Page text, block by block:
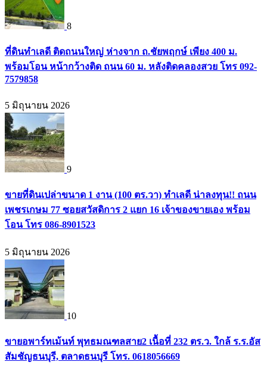
8
ที่ดินทำเลดี ติดถนนใหญ่ ห่างจาก ถ.ชัยพฤกษ์ เพียง 400 ม.
พร้อมโอน หน้ากว้างติด ถนน 60 ม. หลังติดคลองสวย โทร 092-
7579858
5 มิถุนายน 2026
9
ขายที่ดินเปล่าขนาด 1 งาน (100 ตร.วา) ทำเลดี น่าลงทุน!! ถนน
เพชรเกษม 77 ซอยสวัสดิการ 2 แยก 16 เจ้าของขายเอง พร้อม
โอน โทร 086-8901523
5 มิถุนายน 2026
10
ขายอพาร์ทเม้นท์ พุทธมณฑลสาย2 เนื้อที่ 232 ตร.ว. ใกล้ ร.ร.อัส
สัมชัญธนบุรี, ตลาดธนบุรี โทร. 0618056669